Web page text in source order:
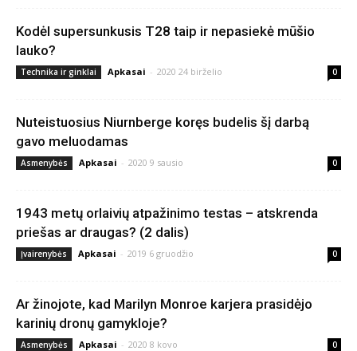
Kodėl supersunkusis T28 taip ir nepasiekė mūšio
lauko?
Technika ir ginklai Apkasai - 2020 24 birželio 0
Nuteistuosius Niurnberge koręs budelis šį darbą
gavo meluodamas
Asmenybės Apkasai - 2020 9 sausio 0
1943 metų orlaivių atpažinimo testas – atskrenda
priešas ar draugas? (2 dalis)
Įvairenybės Apkasai - 2019 6 gruodžio 0
Ar žinojote, kad Marilyn Monroe karjera prasidėjo
karinių dronų gamykloje?
Asmenybės Apkasai - 2020 8 kovo 0